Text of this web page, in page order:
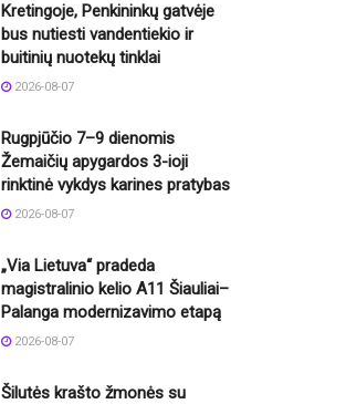
Kretingoje, Penkininkų gatvėje
bus nutiesti vandentiekio ir
buitinių nuotekų tinklai
2026-08-07
Rugpjūčio 7–9 dienomis
Žemaičių apygardos 3-ioji
rinktinė vykdys karines pratybas
2026-08-07
„Via Lietuva“ pradeda
magistralinio kelio A11 Šiauliai–
Palanga modernizavimo etapą
2026-08-07
Šilutės krašto žmonės su